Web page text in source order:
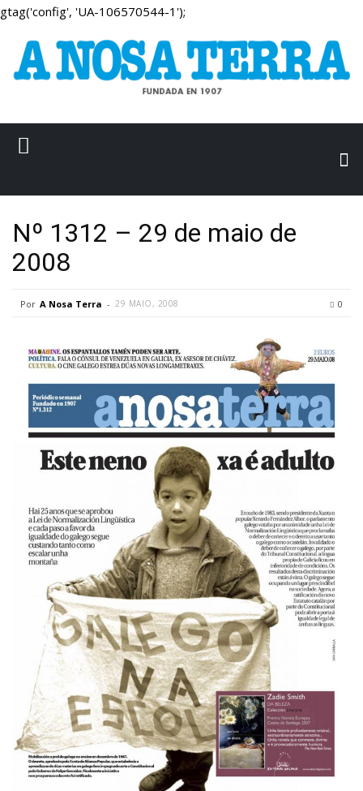
gtag('config', 'UA-106570544-1');
Nº 1312 – 29 de maio de
2008
Por A Nosa Terra - 29 MAIO, 2008 0